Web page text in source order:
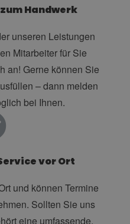
Handwerk
unseren Leistungen
Mitarbeiter für Sie
an! Gerne können Sie
– dann melden
bei Ihnen.
vor Ort
und können Termine
Sollten Sie uns
eine umfassende,